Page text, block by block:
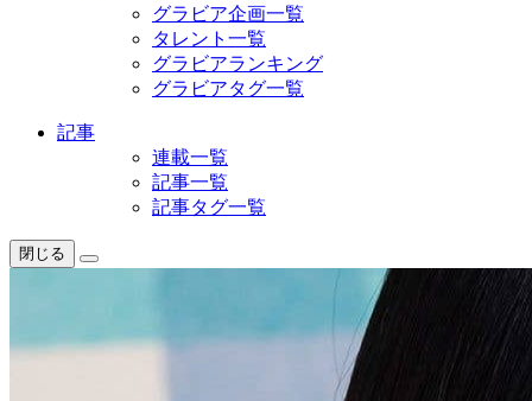
グラビア企画一覧
タレント一覧
グラビアランキング
グラビアタグ一覧
記事
連載一覧
記事一覧
記事タグ一覧
閉じる